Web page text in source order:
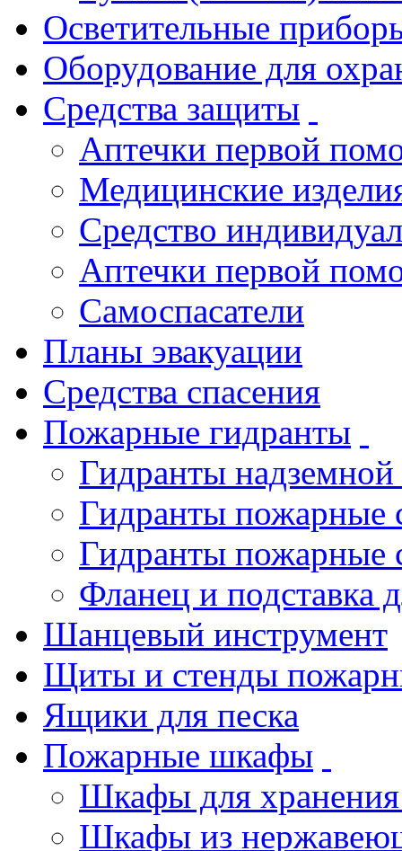
Осветительные
Оборудование для
Средства защиты
Аптечки первой
Медицинские
Средство
Аптечки первой
Самоспасатели
Планы эвакуации
Средства спасения
Пожарные гидранты
Гидранты
Гидранты пожарные
Гидранты пожарные
Фланец и подставка
Шанцевый инструмент
Щиты и стенды
Ящики для песка
Пожарные шкафы
Шкафы для хранения
Шкафы из